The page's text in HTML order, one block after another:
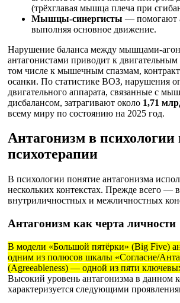
(трёхглавая мышца плеча при
Мышцы-синергисты — помогают
выполняя основное движение.
Нарушение баланса между мышцами-
антагонистами приводит к двигательным
том числе к мышечным спазмам,
осанки. По статистике ВОЗ, нарушения
двигательного аппарата, связанные с
дисбалансом, затрагивают около 1,71
всему миру по состоянию на 2025 год.
Антагонизм в психологии
психотерапии
В психологии понятие антагонизма
нескольких контекстах. Прежде всего —
внутриличностных и межличностных
Антагонизм как черта личности
В модели «Большой пятёрки» (Big Five)
одним из полюсов шкалы «Согласие/
(Agreeableness) — одной из пяти
Высокий уровень антагонизма в данном
характеризуется следующими